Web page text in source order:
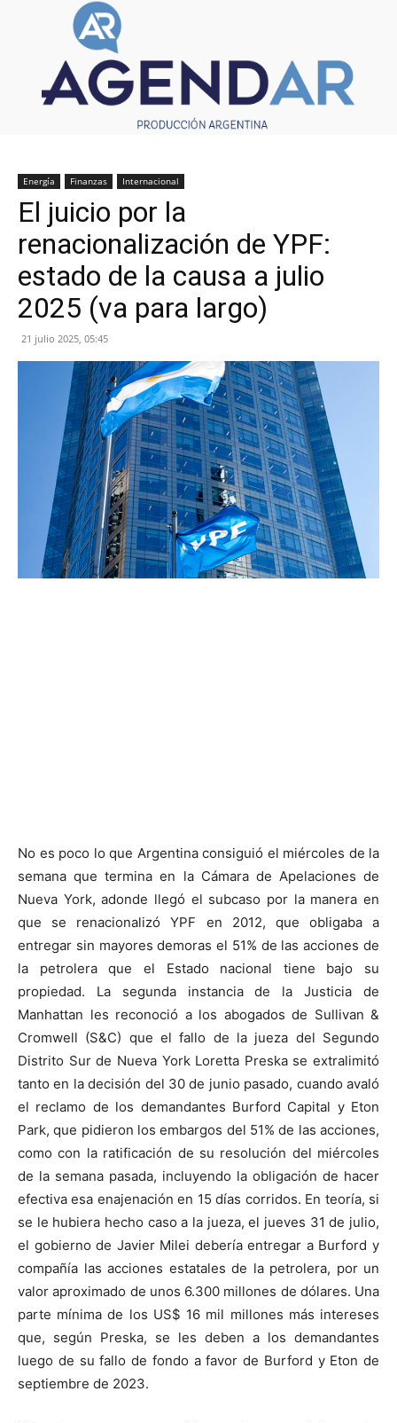
Energía Finanzas Internacional
El juicio por la
renacionalización de YPF:
estado de la causa a julio
2025 (va para largo)
21 julio 2025, 05:45
No es poco lo que Argentina consiguió el miércoles de la
semana que termina en la Cámara de Apelaciones de
Nueva York, adonde llegó el subcaso por la manera en
que se renacionalizó YPF en 2012, que obligaba a
entregar sin mayores demoras el 51% de las acciones de
la petrolera que el Estado nacional tiene bajo su
propiedad. La segunda instancia de la Justicia de
Manhattan les reconoció a los abogados de Sullivan &
Cromwell (S&C) que el fallo de la jueza del Segundo
Distrito Sur de Nueva York Loretta Preska se extralimitó
tanto en la decisión del 30 de junio pasado, cuando avaló
el reclamo de los demandantes Burford Capital y Eton
Park, que pidieron los embargos del 51% de las acciones,
como con la ratificación de su resolución del miércoles
de la semana pasada, incluyendo la obligación de hacer
efectiva esa enajenación en 15 días corridos. En teoría, si
se le hubiera hecho caso a la jueza, el jueves 31 de julio,
el gobierno de Javier Milei debería entregar a Burford y
compañía las acciones estatales de la petrolera, por un
valor aproximado de unos 6.300 millones de dólares. Una
parte mínima de los US$ 16 mil millones más intereses
que, según Preska, se les deben a los demandantes
luego de su fallo de fondo a favor de Burford y Eton de
septiembre de 2023.